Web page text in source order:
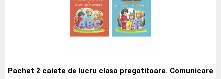
Pachet 2 caiete de lucru clasa pregatitoare. Comunicare